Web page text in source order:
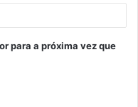
para a próxima vez que